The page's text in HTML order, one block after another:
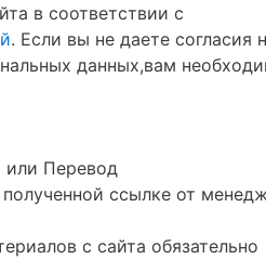
в соответствии с
. Если вы не даете согласия
данных,вам
с сайта обязательно